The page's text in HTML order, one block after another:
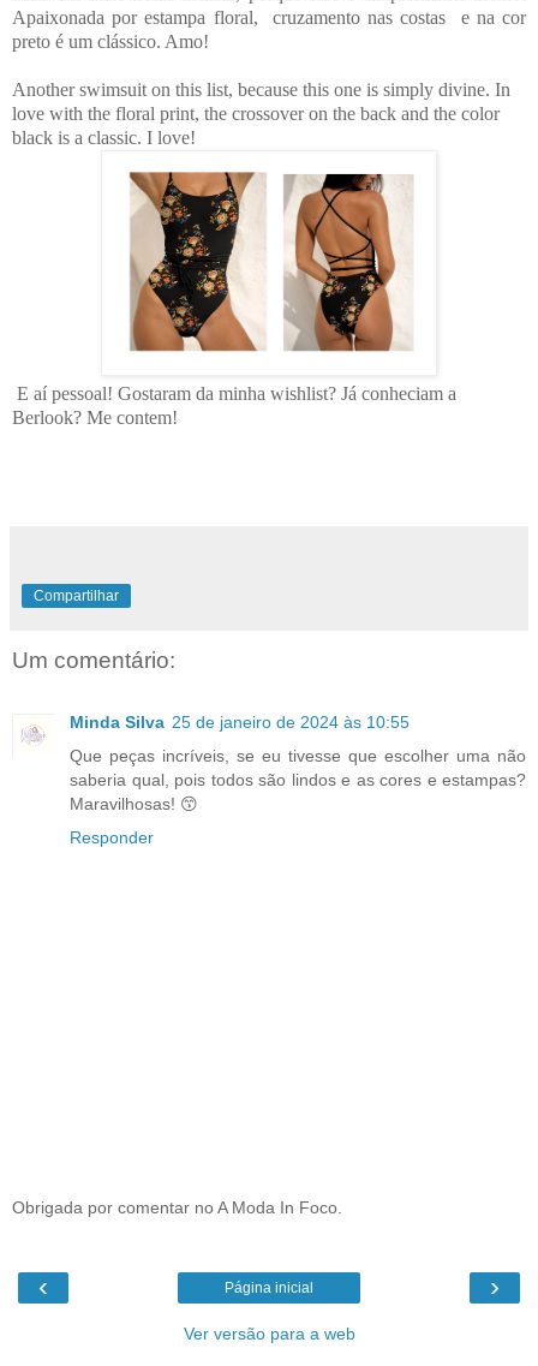
Apaixonada por estampa floral, cruzamento nas costas e na cor
preto é um clássico. Amo!
Another swimsuit on this list, because this one is simply divine. In
love with the floral print, the crossover on the back and the color
black is a classic. I love!
E aí pessoal! Gostaram da minha wishlist? Já conheciam a
Berlook? Me contem!
Compartilhar
Um comentário:
Minda Silva 25 de janeiro de 2024 às 10:55
Que peças incríveis, se eu tivesse que escolher uma não
saberia qual, pois todos são lindos e as cores e estampas?
Maravilhosas! 😙
Responder
Obrigada por comentar no A Moda In Foco.
‹ ›
Página inicial
Ver versão para a web